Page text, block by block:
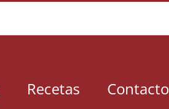
Recetas Contacto